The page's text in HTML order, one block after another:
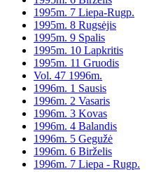
1995m. 7 Liepa-Rugp.
1995m. 8 Rugsėjis
1995m. 9 Spalis
1995m. 10 Lapkritis
1995m. 11 Gruodis
Vol. 47 1996m.
1996m. 1 Sausis
1996m. 2 Vasaris
1996m. 3 Kovas
1996m. 4 Balandis
1996m. 5 Gegužė
1996m. 6 Birželis
1996m. 7 Liepa - Rugp.